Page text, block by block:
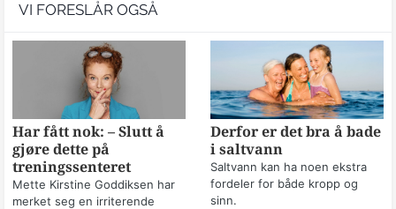
VI FORESLÅR OGSÅ
Har fått nok: – Slutt å
gjøre dette på
treningssenteret
Mette Kirstine Goddiksen har
merket seg en irriterende
Derfor er det bra å bade
i saltvann
Saltvann kan ha noen ekstra
fordeler for både kropp og
sinn.